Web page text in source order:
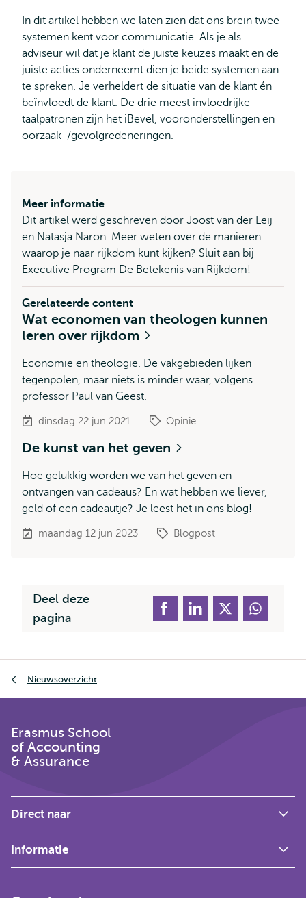
In dit artikel hebben we laten zien dat ons brein twee
systemen kent voor communicatie. Als je als
adviseur wil dat je klant de juiste keuzes maakt en de
juiste acties onderneemt dien je beide systemen aan
te spreken. Je verheldert de situatie van de klant én
beïnvloedt de klant. De drie meest invloedrijke
taalpatronen zijn het iBevel, vooronderstellingen en
oorzaak-/gevolgredeneringen.
Meer informatie
Dit artikel werd geschreven door Joost van der Leij
en Natasja Naron. Meer weten over de manieren
waarop je naar rijkdom kunt kijken? Sluit aan bij
Executive Program De Betekenis van Rijkdom!
Gerelateerde content
Wat economen van theologen kunnen
leren over rijkdom
Economie en theologie. De vakgebieden lijken
tegenpolen, maar niets is minder waar, volgens
professor Paul van Geest.
dinsdag 22 jun 2021 Opinie
De kunst van het geven
Hoe gelukkig worden we van het geven en
ontvangen van cadeaus? En wat hebben we liever,
geld of een cadeautje? Je leest het in ons blog!
maandag 12 jun 2023 Blogpost
Deel deze
pagina
Nieuwsoverzicht
Erasmus School
of Accounting
& Assurance
Direct naar
Informatie